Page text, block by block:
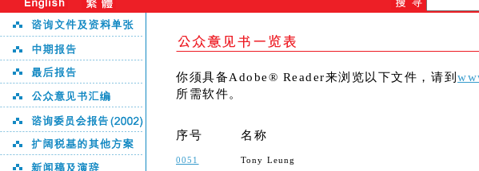
你须具备Adobe® Reader来浏览以下文件，请到
所需软件。
序号 名称
0051
Tony Leung